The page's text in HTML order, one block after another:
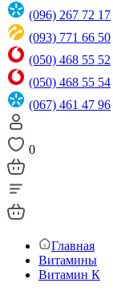
(096) 267 72 17
(093) 771 66 50
(050) 468 55 52
(050) 468 55 54
(067) 461 47 96
0
Главная
Витамины
Витамин К